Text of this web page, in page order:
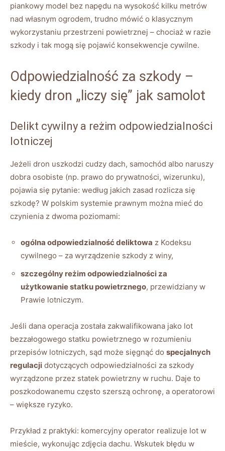
piankowy model bez napędu na wysokość kilku metrów
nad własnym ogrodem, trudno mówić o klasycznym
wykorzystaniu przestrzeni powietrznej – chociaż w razie
szkody i tak mogą się pojawić konsekwencje cywilne.
Odpowiedzialność za szkody –
kiedy dron „liczy się” jak samolot
Delikt cywilny a reżim odpowiedzialności
lotniczej
Jeżeli dron uszkodzi cudzy dach, samochód albo naruszy
dobra osobiste (np. prawo do prywatności, wizerunku),
pojawia się pytanie: według jakich zasad rozlicza się
szkodę? W polskim systemie praw­nym można mieć do
czynienia z dwoma poziomami:
ogólna odpowiedzialność deliktowa z Kodeksu
cywilnego – za wyrządzenie szkody z winy,
szczególny reżim odpowiedzialności za
użytkowanie statku powietrznego, przewidziany w
Prawie lotniczym.
Jeśli dana operacja została zakwalifikowana jako lot
bezzałogowego statku powietrznego w rozumieniu
przepisów lotniczych, sąd może sięgnąć do specjalnych
regulacji dotyczących odpowiedzialności za szkody
wyrządzone przez statek powietrzny w ruchu. Daje to
poszkodowanemu często szerszą ochronę, a operatorowi
– większe ryzyko.
Przykład z praktyki: komercyjny operator realizuje lot w
mieście, wykonując zdjęcia dachu. Wskutek błędu w